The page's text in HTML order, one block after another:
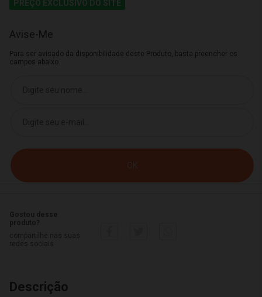
PREÇO EXCLUSIVO DO SITE
Avise-Me
Para ser avisado da disponibilidade deste Produto, basta preencher os
campos abaixo.
Descrição